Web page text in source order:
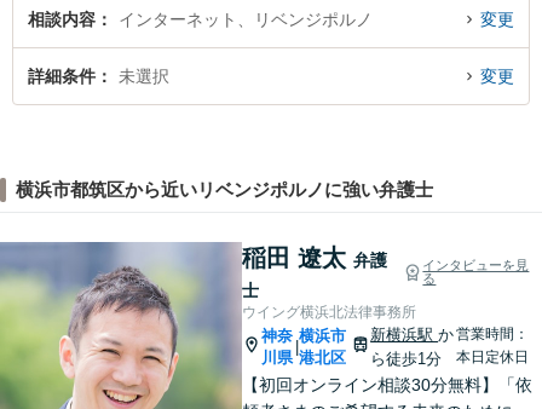
相談内容 インターネット、リベンジポルノ 変更
詳細条件 未選択 変更
横浜市都筑区から近いリベンジポルノに強い弁護士
稲田 遼太 弁護
士
インタビューを見
る
ウイング横浜北法律事務所
神奈
川県
横浜市
港北区
新横浜駅か
ら徒歩1分
営業時間：
本日定休日
【初回オンライン相談30分無料】「依